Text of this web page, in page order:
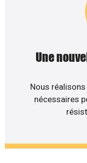
Une
Nous
nécessaires